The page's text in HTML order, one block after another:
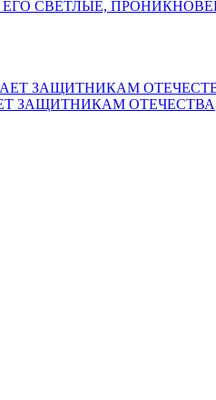
СВЕТЛЫЕ,
ЗАЩИТНИКАМ ОТЕЧЕСТВА